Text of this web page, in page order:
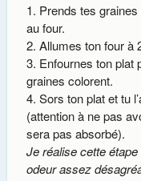
Prends tes
au four.
Allumes ton four à
Enfournes ton plat
graines colorent.
Sors ton plat et tu
(attention à ne pas
sera pas absorbé).
Je réalise cette
odeur assez